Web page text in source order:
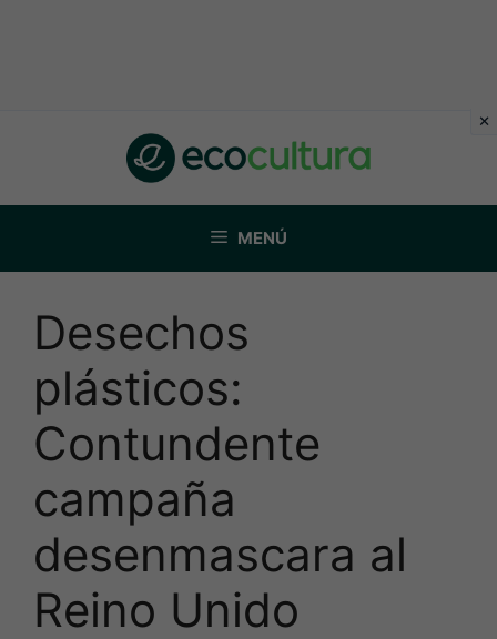
MENÚ
Desechos
plásticos:
Contundente
campaña
desenmascara al
Reino Unido